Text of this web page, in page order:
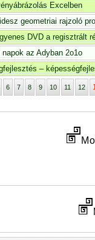
Excelben
geometriai rajzoló
DVD a regisztrált
az Adyban 2o1o
–
6 7 8 9 10 11 12